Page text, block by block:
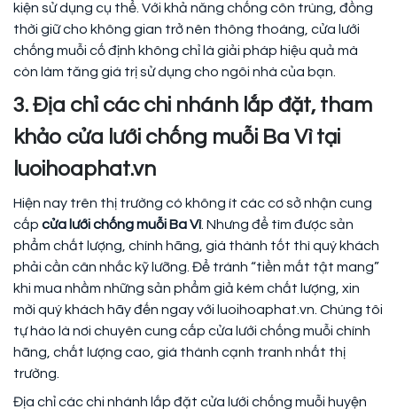
kiện sử dụng cụ thể. Với khả năng chống côn trùng, đồng
thời giữ cho không gian trở nên thông thoáng, cửa lưới
chống muỗi cố định không chỉ là giải pháp hiệu quả mà
còn làm tăng giá trị sử dụng cho ngôi nhà của bạn.
3. Địa chỉ các chi nhánh lắp đặt, tham
khảo cửa lưới chống muỗi Ba Vì tại
luoihoaphat.vn
Hiện nay trên thị trường có không ít các cơ sở nhận cung
cấp cửa lưới chống muỗi Ba Vì. Nhưng để tìm được sản
phẩm chất lượng, chính hãng, giá thành tốt thì quý khách
phải cần cân nhắc kỹ lưỡng. Để tránh “tiền mất tật mang”
khi mua nhầm những sản phẩm giả kém chất lượng, xin
mời quý khách hãy đến ngay với luoihoaphat.vn. Chúng tôi
tự hào là nơi chuyên cung cấp cửa lưới chống muỗi chính
hãng, chất lượng cao, giá thành cạnh tranh nhất thị
trường.
Địa chỉ các chi nhánh lắp đặt cửa lưới chống muỗi huyện